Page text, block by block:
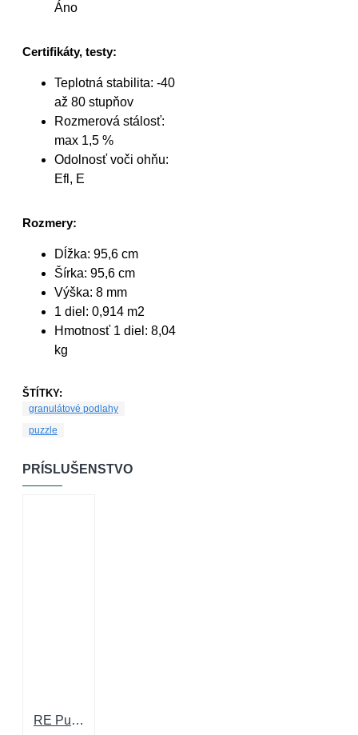
Áno
Certifikáty, testy:
Teplotná stabilita: -40
až 80 stupňov
Rozmerová stálosť:
max 1,5 %
Odolnosť voči ohňu:
Efl, E
Rozmery:
Dĺžka: 95,6 cm
Šírka: 95,6 cm
Výška: 8 mm
1 diel: 0,914 m2
Hmotnosť 1 diel: 8,04
kg
ŠTÍTKY:
granulátové podlahy
puzzle
PRÍSLUŠENSTVO
RE Puzzle Large Yellow Skates 10mm, drobné granule s 10%EPDM